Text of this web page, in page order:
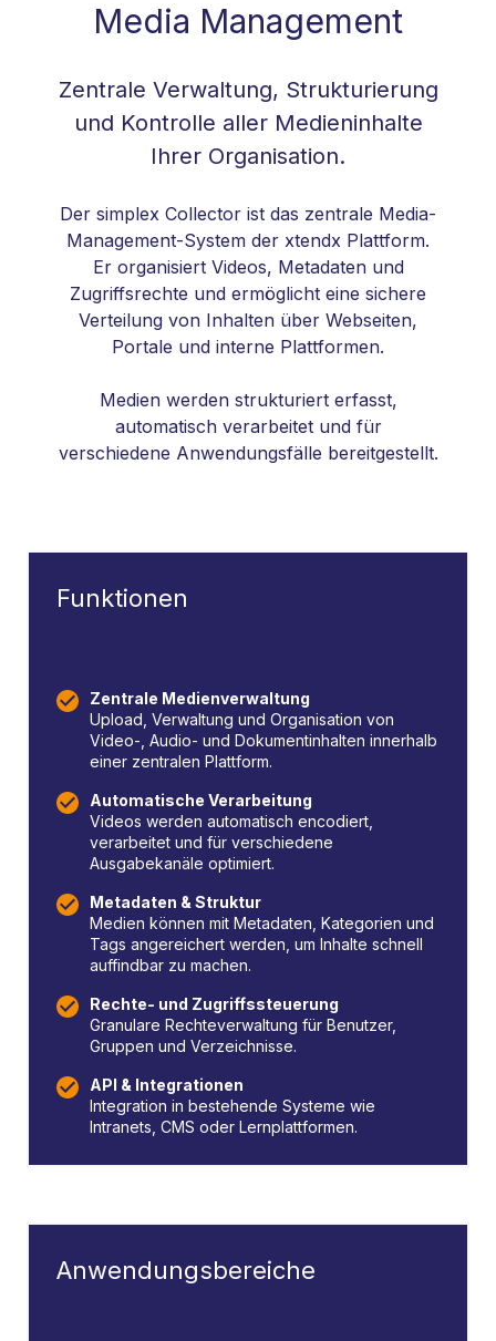
Media Management
Zentrale Verwaltung, Strukturierung
und Kontrolle aller Medieninhalte
Ihrer Organisation.
Der simplex Collector ist das zentrale Media-
Management-System der xtendx Plattform.
Er organisiert Videos, Metadaten und
Zugriffsrechte und ermöglicht eine sichere
Verteilung von Inhalten über Webseiten,
Portale und interne Plattformen.
Medien werden strukturiert erfasst,
automatisch verarbeitet und für
verschiedene Anwendungsfälle bereitgestellt.
Funktionen
Zentrale Medienverwaltung
Upload, Verwaltung und Organisation von
Video-, Audio- und Dokumentinhalten innerhalb
einer zentralen Plattform.
Automatische Verarbeitung
Videos werden automatisch encodiert,
verarbeitet und für verschiedene
Ausgabekanäle optimiert.
Metadaten & Struktur
Medien können mit Metadaten, Kategorien und
Tags angereichert werden, um Inhalte schnell
auffindbar zu machen.
Rechte- und Zugriffssteuerung
Granulare Rechteverwaltung für Benutzer,
Gruppen und Verzeichnisse.
API & Integrationen
Integration in bestehende Systeme wie
Intranets, CMS oder Lernplattformen.
Anwendungsbereiche